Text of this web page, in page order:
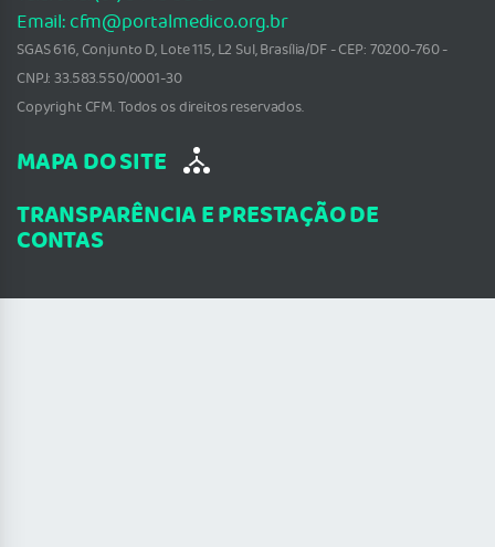
Email: cfm@portalmedico.org.br
SGAS 616, Conjunto D, Lote 115, L2 Sul, Brasília/DF - CEP: 70200-760 -
CNPJ: 33.583.550/0001-30
Copyright CFM. Todos os direitos reservados.
MAPA DO SITE
TRANSPARÊNCIA E PRESTAÇÃO DE
CONTAS